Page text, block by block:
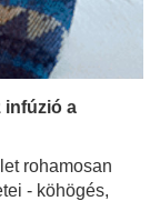
infúzió a
rohamosan
- köhögés,